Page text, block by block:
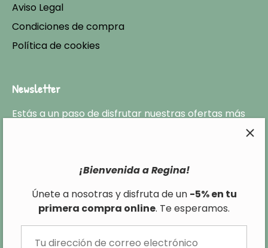
¡Bienvenida a Regina!
Únete a nosotras y disfruta de un -5% en tu
primera compra online. Te esperamos.
Aviso Legal
Condiciones de compra
Política de cookies
Newsletter
Estás a un paso de disfrutar nuestras ofertas más